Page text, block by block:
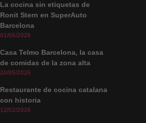
La cocina sin etiquetas de
Ronit Stern en SuperAuto
Barcelona
01/06/2026
Casa Telmo Barcelona, la casa
de comidas de la zona alta
20/05/2026
Restaurante de cocina catalana
con historia
12/02/2026